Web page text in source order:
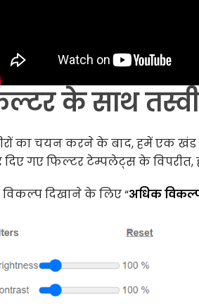
के साथ
का चयन करने के बाद, हमें एक खंड
गए फिल्टर टेम्पलेट्स के
विकल्प दिखाने के लिए “अधिक